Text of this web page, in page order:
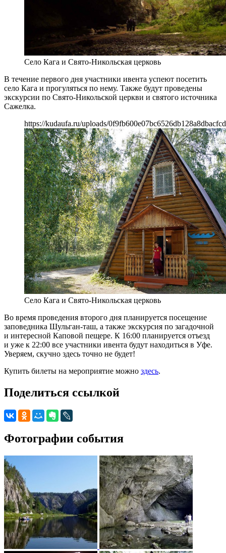
Село Кага и Свято-Никольская церковь
В течение первого дня участники ивента успеют посетить
село Кага и прогуляться по нему. Также будут проведены
экскурсии по Свято-Никольской церкви и святого источника
Сажелка.
https://kudaufa.ru/uploads/
Село Кага и Свято-Никольская церковь
Во время проведения второго дня планируется посещение
заповедника Шульган-таш, а также экскурсия по загадочной
и интересной Каповой пещере. К 16:00 планируется отъезд
и уже к 22:00 все участники ивента будут находиться в Уфе.
Уверяем, скучно здесь точно не будет!
Купить билеты на мероприятие можно здесь.
Поделиться ссылкой
Фотографии события